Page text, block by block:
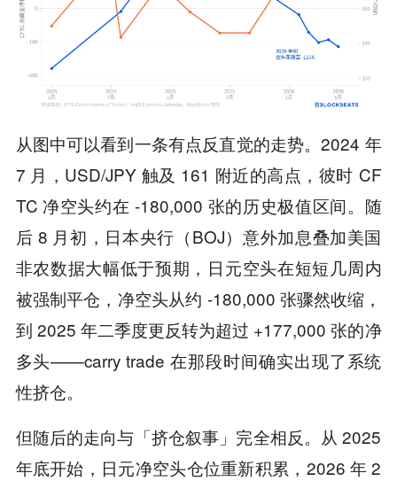
从图中可以看到一条有点反直觉的走势。2024 年
7 月，USD/JPY 触及 161 附近的高点，彼时 CF
TC 净空头约在 -180,000 张的历史极值区间。随
后 8 月初，日本央行（BOJ）意外加息叠加美国
非农数据大幅低于预期，日元空头在短短几周内
被强制平仓，净空头从约 -180,000 张骤然收缩，
到 2025 年二季度更反转为超过 +177,000 张的净
多头——carry trade 在那段时间确实出现了系统
性挤仓。
但随后的走向与「挤仓叙事」完全相反。从 2025
年底开始，日元净空头仓位重新积累，2026 年 2